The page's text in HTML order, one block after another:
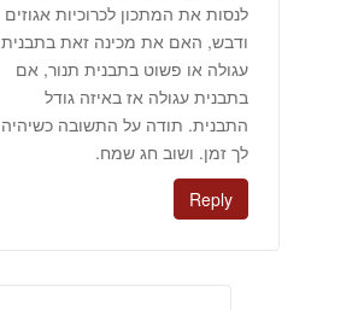
לנסות את המתכון לכרוכיות אגוזים
ודבש, האם את מכינה זאת בתבנית
עגולה או פשוט בתבנית תנור, אם
בתבנית עגולה אז באיזה גודל
התבנית. תודה על התשובה כשיהיה
לך זמן. ושוב חג שמח.
Reply